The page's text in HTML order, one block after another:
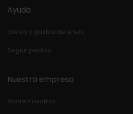
Ayuda
Envíos y gastos de envío
Seguir pedido
Nuestra empresa
Sobre nosotros